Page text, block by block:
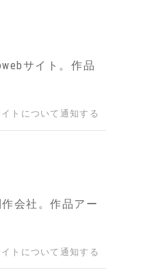
サイト。作品
イトについて通知する
会社。作品アー
イトについて通知する